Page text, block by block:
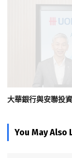
大華銀行與安聯投
You May Also